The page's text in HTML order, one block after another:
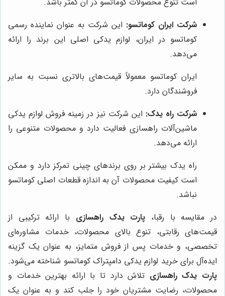
شرکت ایران کوماتسو: این شرکت به عنوان نماینده رسمی
کوماتسو در ایران، لوازم یدکی اصلی این برند را ارائه
می‌دهد.
ایران کوماتسو معمولاً قیمت‌های بالاتری نسبت به سایر
فروشندگان دارد.
شرکت راه یدک: این شرکت نیز در زمینه فروش لوازم یدکی
ماشین‌آلات راهسازی فعالیت دارد و محصولات متنوعی را
ارائه می‌دهد.
راه یدک بیشتر بر روی برندهای چینی تمرکز دارد و ممکن
است کیفیت محصولات آن به اندازه قطعات اصلی کوماتسو
نباشد.
در مقایسه با رقبا، پارت یدک راهسازی با ارائه ترکیبی از
قیمت‌های رقابتی، تنوع بالای محصولات، خدمات مشاوره‌ای
تخصصی، و خدمات پس از فروش متمایز، به عنوان یک گزینه
ایده‌آل برای خرید لوازم یدکی دامپتراک کوماتسو شناخته می‌شود.
پارت یدک راهسازی تلاش دارد تا با ارائه بهترین خدمات و
محصولات، رضایت مشتریان خود را جلب کند و به عنوان یک